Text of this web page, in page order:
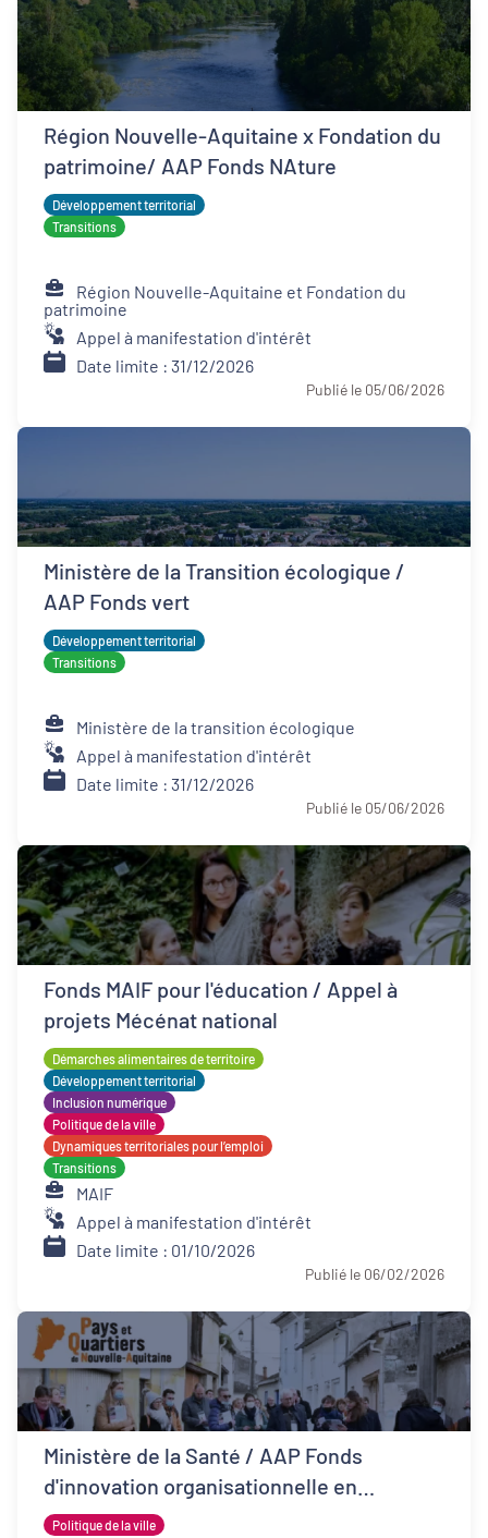
Région Nouvelle-Aquitaine x Fondation du
patrimoine/ AAP Fonds NAture
Développement territorial
Transitions
Région Nouvelle-Aquitaine et Fondation du
patrimoine
Appel à manifestation d'intérêt
Date limite : 31/12/2026
Publié le 05/06/2026
Ministère de la Transition écologique /
AAP Fonds vert
Développement territorial
Transitions
Ministère de la transition écologique
Appel à manifestation d'intérêt
Date limite : 31/12/2026
Publié le 05/06/2026
Fonds MAIF pour l'éducation / Appel à
projets Mécénat national
Démarches alimentaires de territoire
Développement territorial
Inclusion numérique
Politique de la ville
Dynamiques territoriales pour l’emploi
Transitions
MAIF
Appel à manifestation d'intérêt
Date limite : 01/10/2026
Publié le 06/02/2026
Ministère de la Santé / AAP Fonds
d'innovation organisationnelle en
psychiatrie (FIOP)
Politique de la ville